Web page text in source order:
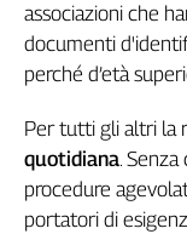
Collettiva
Talk
La
Collettiva
Girasoli
Il
Sassolino
associazioni che
documenti
perché d’età
Per tutti gli altri la
quotidiana.
procedure
portatori di